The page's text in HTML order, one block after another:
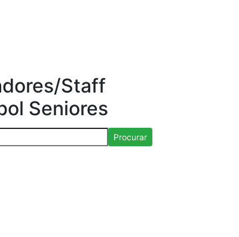
Staff
Seniores
Procurar